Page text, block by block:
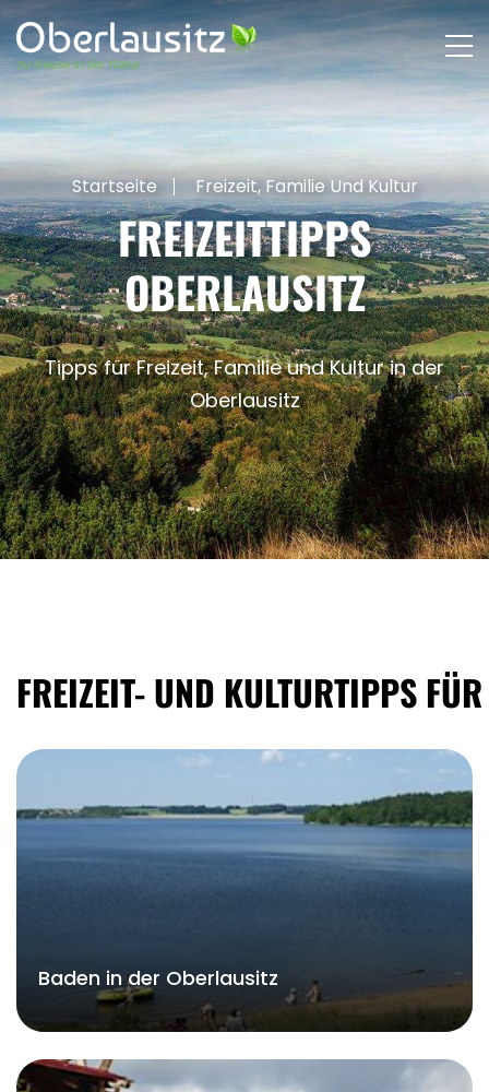
Startseite Freizeit, Familie Und Kultur
FREIZEITTIPPS
OBERLAUSITZ
Tipps für Freizeit, Familie und Kultur in der
Oberlausitz
FREIZEIT- UND KULTURTIPPS
Baden in der Oberlausitz